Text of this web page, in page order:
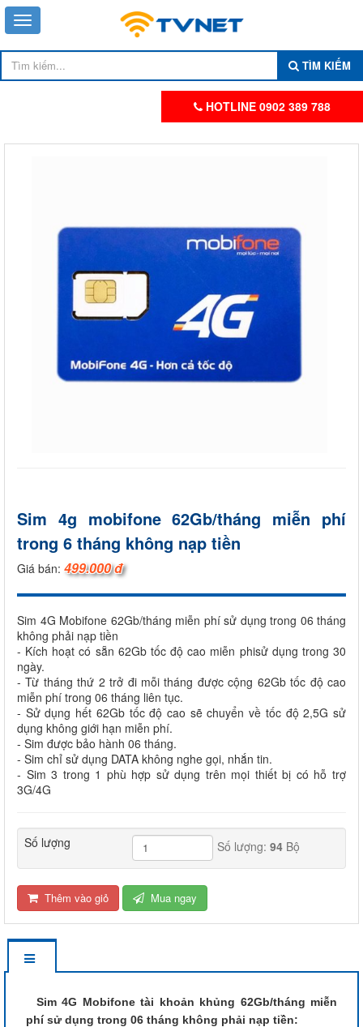
TÌM KIẾM
HOTLINE 0902 389 788
Sim 4g mobifone 62Gb/tháng miễn phí
trong 6 tháng không nạp tiền
Giá bán: 499.000 đ
Sim 4G Mobifone 62Gb/tháng miễn phí sử dụng trong 06 tháng
không phải nạp tiền
- Kích hoạt có sẵn 62Gb tốc độ cao miễn phisử dụng trong 30
ngày.
- Từ tháng thứ 2 trở đi mỗi tháng được cộng 62Gb tốc độ cao
miễn phí trong 06 tháng liên tục.
- Sử dụng hết 62Gb tốc độ cao sẽ chuyển về tốc độ 2,5G sử
dụng không giới hạn miễn phí.
- Sim được bảo hành 06 tháng.
- Sim chỉ sử dụng DATA không nghe gọi, nhắn tin.
- Sim 3 trong 1 phù hợp sử dụng trên mọi thiết bị có hỗ trợ
3G/4G
Số lượng Số lượng: 94Bộ
Thêm vào giỏ Mua ngay
Sim 4G Mobifone tài khoản khủng 62Gb/tháng miễn
phí sử dụng trong 06 tháng không phải nạp tiền: